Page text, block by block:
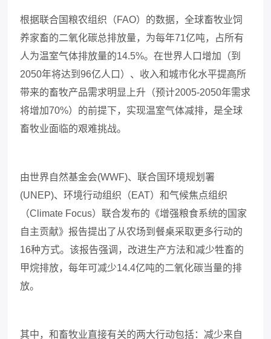
根据联合国粮农组织（FAO）的数据，全球畜牧业饲
养家畜的二氧化碳总排放量，为每年71亿吨，占所有
人为温室气体排放量的14.5%。在世界人口增加（到
2050年将达到96亿人口）、收入和城市化水平提高所
带来的畜牧产品需求明显上升（预计2005-2050年需求
将增加70%）的前提下，实现温室气体减排，是全球
畜牧业面临的艰难挑战。
由世界自然基金会(WWF)、联合国环境规划署
(UNEP)、环境行动组织（EAT）和气候焦点组织
（Climate Focus）联合发布的《增强粮食系统的国家
自主贡献》报告提出了从农场到餐桌采取更多行动的
16种方式。该报告强调，改进生产方法和减少牲畜的
甲烷排放，每年可减少14.4亿吨的二氧化碳当量的排
放。
其中，和畜牧业直接有关的两大行动包括：减少来自